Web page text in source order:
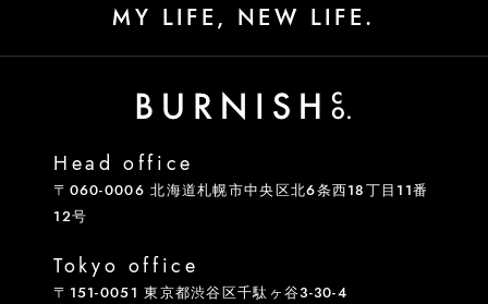
MY LIFE, NEW LIFE.
Head office
〒060-0006 北海道札幌市中央区北6条西18丁目11番
12号
Tokyo office
〒151-0051 東京都渋谷区千駄ヶ谷3-30-4